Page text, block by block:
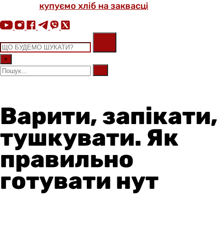
купуємо хліб на заквасці
×
Варити, запікати,
тушкувати. Як
правильно
готувати нут